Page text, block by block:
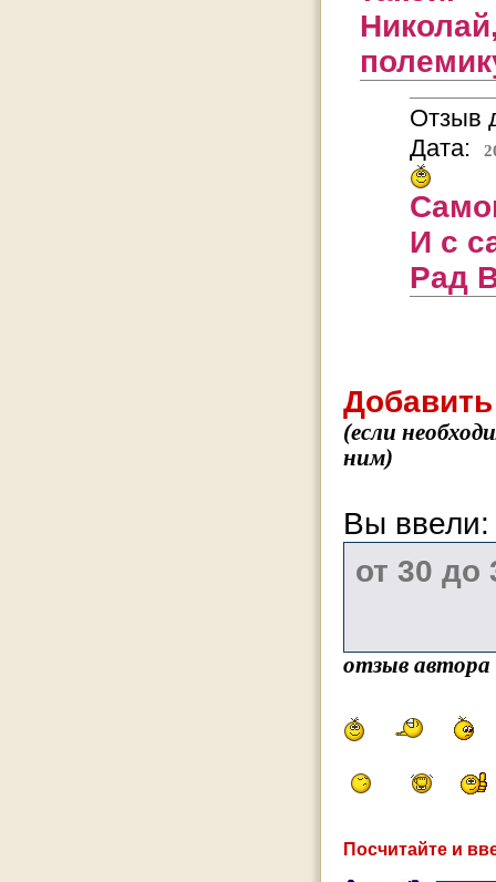
Отзыв
Дата:
И с
Рад
(если
ним)
Вы
отзыв
Посчитайте и